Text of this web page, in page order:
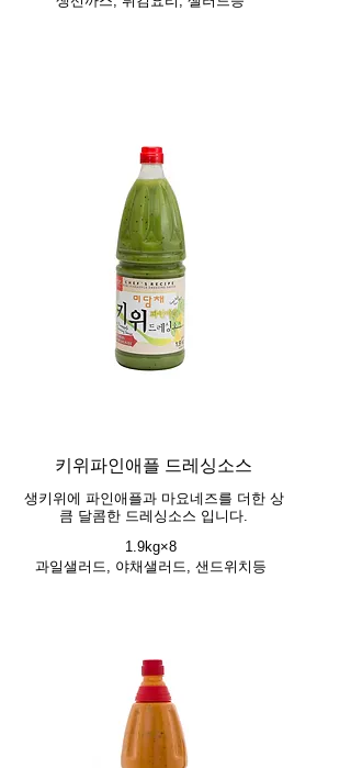
키위파인애플 드레싱소스
생키위에 파인애플과 마요네즈를 더한 상
큼 달콤한 드레싱소스 입니다.
1.9kg×8
과일샐러드, 야채샐러드, 샌드위치등